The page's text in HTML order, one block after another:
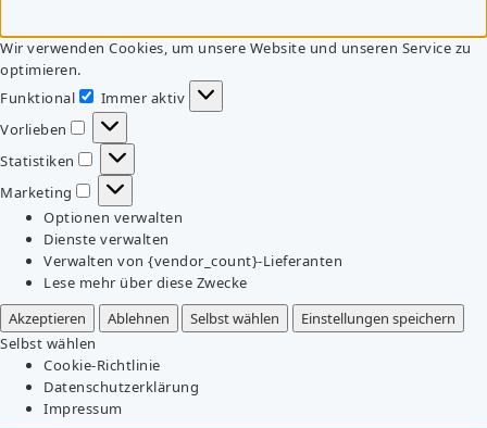
Wir verwenden Cookies, um unsere Website und unseren Service zu
optimieren.
Funktional
Funktional
Immer aktiv
Vorlieben
Vorlieben
Statistiken
Statistiken
Marketing
Marketing
Optionen verwalten
Dienste verwalten
Verwalten von {vendor_count}-Lieferanten
Lese mehr über diese Zwecke
Akzeptieren
Ablehnen Selbst wählen
Einstellungen speichern
Selbst wählen
Cookie-Richtlinie
Datenschutzerklärung
Impressum